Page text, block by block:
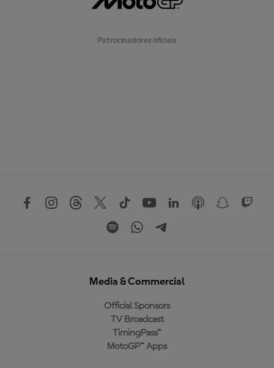
Patrocinadores oficiais
Media & Commercial
Official Sponsors
TV Broadcast
TimingPass™
MotoGP™ Apps